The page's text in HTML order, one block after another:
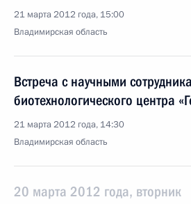
21 марта 2012 года, 15:00
Владимирская область
Встреча с научными
биотехнологического центра
21 марта 2012 года, 14:30
Владимирская область
20 марта 2012 года, вторник